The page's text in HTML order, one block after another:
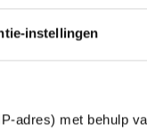
instellingen
adres) met behulp